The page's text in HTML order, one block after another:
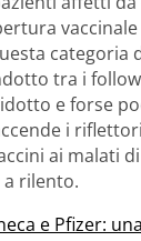
vaccinale
categoria
tra i
e forse
i
ai malati
rilento.
e Pfizer: